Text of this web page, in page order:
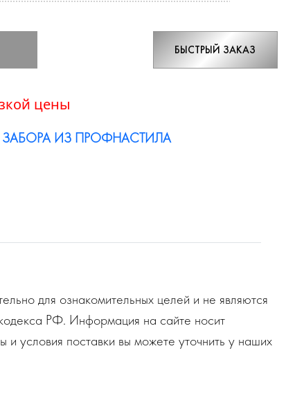
БЫСТРЫЙ ЗАКАЗ
цены
ЗАБОРА ИЗ ПРОФНАСТИЛА
для ознакомительных целей и не являются
РФ. Информация на сайте носит
условия поставки вы можете уточнить у наших